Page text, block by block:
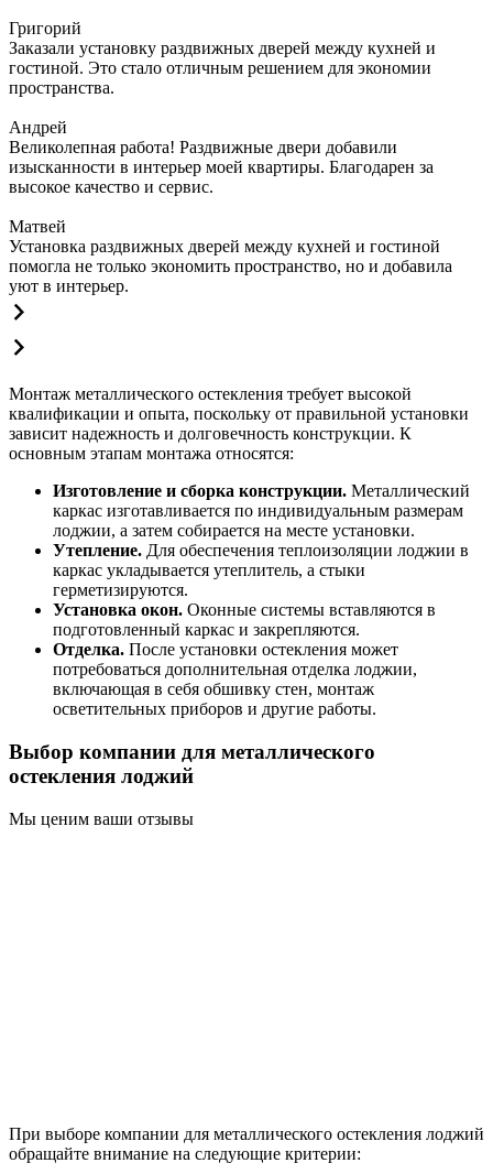
Григорий
Заказали установку раздвижных дверей между кухней и
гостиной. Это стало отличным решением для экономии
пространства.
Андрей
Великолепная работа! Раздвижные двери добавили
изысканности в интерьер моей квартиры. Благодарен за
высокое качество и сервис.
Матвей
Установка раздвижных дверей между кухней и гостиной
помогла не только экономить пространство, но и добавила
уют в интерьер.
Монтаж металлического остекления требует высокой
квалификации и опыта, поскольку от правильной установки
зависит надежность и долговечность конструкции. К
основным этапам монтажа относятся:
Изготовление и сборка конструкции. Металлический
каркас изготавливается по индивидуальным размерам
лоджии, а затем собирается на месте установки.
Утепление. Для обеспечения теплоизоляции лоджии в
каркас укладывается утеплитель, а стыки
герметизируются.
Установка окон. Оконные системы вставляются в
подготовленный каркас и закрепляются.
Отделка. После установки остекления может
потребоваться дополнительная отделка лоджии,
включающая в себя обшивку стен, монтаж
осветительных приборов и другие работы.
Выбор компании для металлического
остекления лоджий
Мы ценим ваши отзывы
При выборе компании для металлического остекления лоджий
обращайте внимание на следующие критерии: